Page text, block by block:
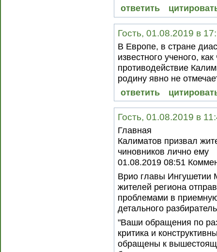
ответить
Гость, 01.08.2019 в
В Европе, в стране
известного ученого,
противодействие
родину явно не
ответить
Гость, 01.08.2019 в
Главная
Калиматов призвал
чиновников лично ему
01.08.2019 08:51
Врио главы Ингушетии
жителей региона
проблемами в
детального
"Ваши обращения по
критика и
обращены к